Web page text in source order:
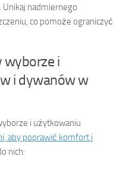
Unikaj nadmiernego
co pomoże ograniczyć
wyborze i
i dywanów w
i użytkowaniu
aby poprawić komfort i
nich: